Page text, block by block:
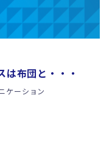
は布団と・・・
ケーション